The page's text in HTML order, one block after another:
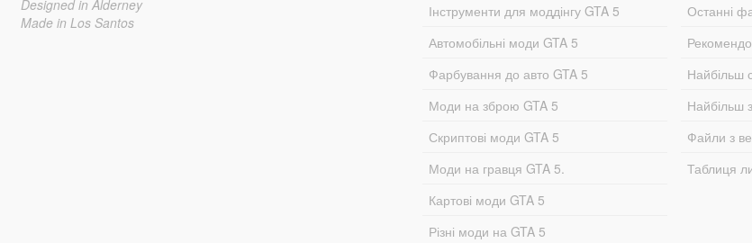
Designed in Alderney
Made in Los Santos
Інструменти для моддінгу GTA 5
Автомобільні моди GTA 5
Фарбування до авто GTA 5
Моди на зброю GTA 5
Скриптові моди GTA 5
Моди на гравця GTA 5.
Картові моди GTA 5
Різні моди на GTA 5
Останні
Найбільш
Найбільш
Файли з
Таблиця